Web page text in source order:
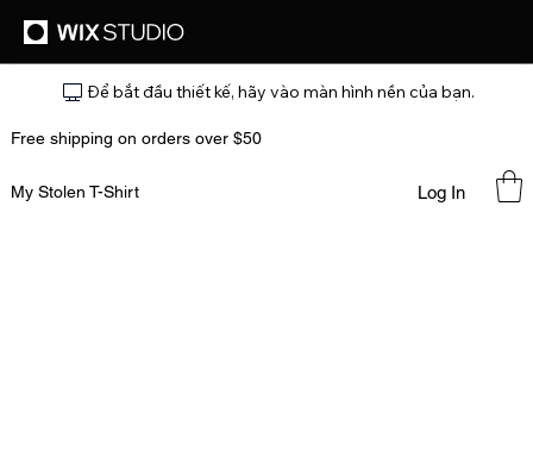
Để bắt đầu thiết kế, hãy vào màn hình nền của bạn.